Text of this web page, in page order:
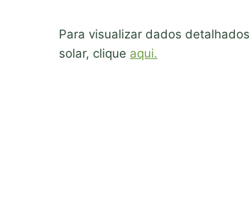
Para visualizar dados
solar, clique aqui.